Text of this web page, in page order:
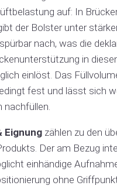
auf: In
der Bolster unter
nach, was die
in
einlöst. Das
fest und lässt sich
nachfüllen.
Eignung zählen zu den
Der am Bezug
einhändige
ohne